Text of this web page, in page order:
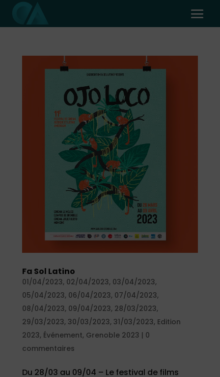
Fa Sol Latino
01/04/2023, 02/04/2023, 03/04/2023,
05/04/2023, 06/04/2023, 07/04/2023,
08/04/2023, 09/04/2023, 28/03/2023,
29/03/2023, 30/03/2023, 31/03/2023, Edition
2023, Événement, Grenoble 2023 | 0
commentaires
Du 28/03 au 09/04 – Le festival de films